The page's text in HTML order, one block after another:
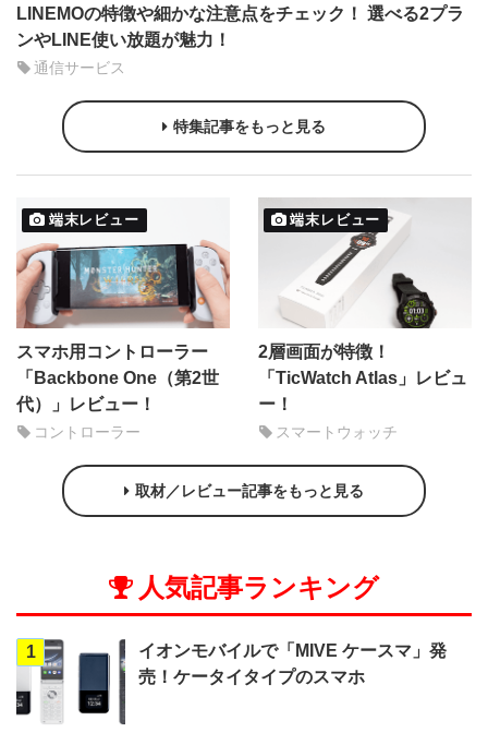
LINEMOの特徴や細かな注意点をチェック！ 選べる2プラ
ンやLINE使い放題が魅力！
通信サービス
特集記事をもっと見る
端末レビュー
スマホ用コントローラー
「Backbone One（第2世
代）」レビュー！
コントローラー
端末レビュー
2層画面が特徴！
「TicWatch Atlas」レビュ
ー！
スマートウォッチ
取材／レビュー記事をもっと見る
人気記事ランキング
1
イオンモバイルで「MIVE ケースマ」発
売！ケータイタイプのスマホ